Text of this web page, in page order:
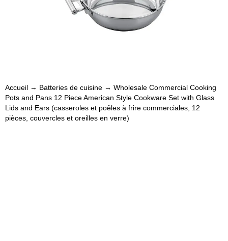
Accueil → Batteries de cuisine → Wholesale Commercial Cooking
Pots and Pans 12 Piece American Style Cookware Set with Glass
Lids and Ears (casseroles et poêles à frire commerciales, 12
pièces, couvercles et oreilles en verre)